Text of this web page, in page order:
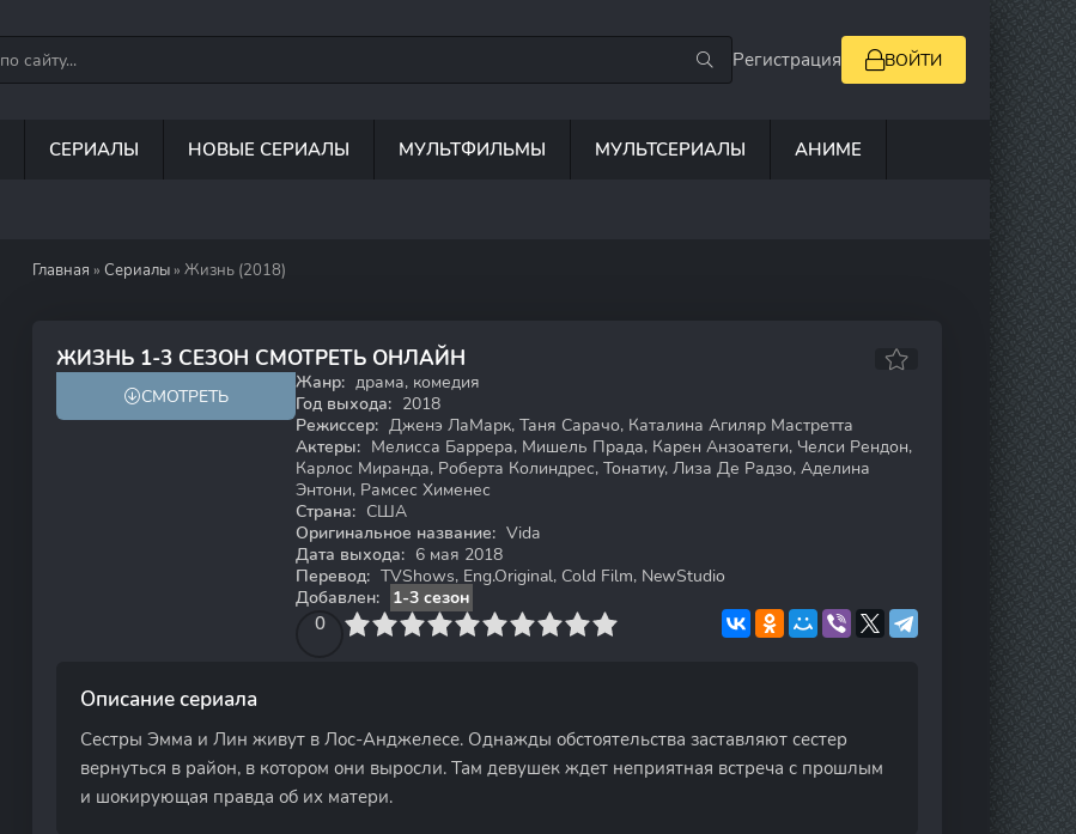
Регистрация ВОЙТИ
СЕРИАЛЫ НОВЫЕ СЕРИАЛЫ МУЛЬТФИЛЬМЫ МУЛЬТСЕРИАЛЫ АНИМЕ
Главная » Сериалы » Жизнь (2018)
ЖИЗНЬ 1-3 СЕЗОН СМОТРЕТЬ ОНЛАЙН
6.7 7.4
СМОТРЕТЬ
Жанр: драма, комедия
Год выхода: 2018
Режиссер: Дженэ ЛаМарк, Таня Сарачо, Каталина Агиляр Мастретта
Актеры: Мелисса Баррера, Мишель Прада, Карен Анзоатеги, Челси Рендон,
Карлос Миранда, Роберта Колиндрес, Тонатиу, Лиза Де Радзо, Аделина
Энтони, Рамсес Хименес
Страна: США
Оригинальное название: Vida
Дата выхода: 6 мая 2018
Перевод: TVShows, Eng.Original, Cold Film, NewStudio
Добавлен:
1-3 сезон
0
4 6 7 8 9 10
Описание сериала
Сестры Эмма и Лин живут в Лос-Анджелесе. Однажды обстоятельства заставляют сестер
вернуться в район, в котором они выросли. Там девушек ждет неприятная встреча с прошлым
и шокирующая правда об их матери.